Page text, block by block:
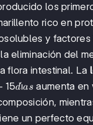
los
rico en
y
eliminación del
flora intestinal. La
15dı
ˊas aumenta en
un perfecto